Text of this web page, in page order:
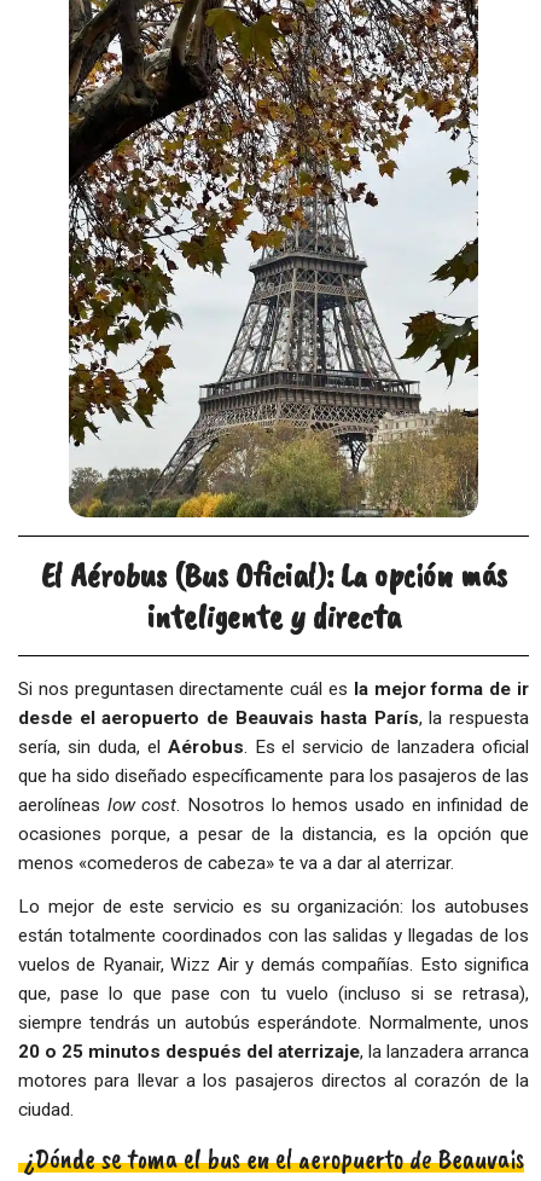
El Aérobus (Bus Oficial): La opción más
inteligente y directa
Si nos preguntasen directamente cuál es la mejor forma de ir
desde el aeropuerto de Beauvais hasta París, la respuesta
sería, sin duda, el Aérobus. Es el servicio de lanzadera oficial
que ha sido diseñado específicamente para los pasajeros de las
aerolíneas low cost. Nosotros lo hemos usado en infinidad de
ocasiones porque, a pesar de la distancia, es la opción que
menos «comederos de cabeza» te va a dar al aterrizar.
Lo mejor de este servicio es su organización: los autobuses
están totalmente coordinados con las salidas y llegadas de los
vuelos de Ryanair, Wizz Air y demás compañías. Esto significa
que, pase lo que pase con tu vuelo (incluso si se retrasa),
siempre tendrás un autobús esperándote. Normalmente, unos
20 o 25 minutos después del aterrizaje, la lanzadera arranca
motores para llevar a los pasajeros directos al corazón de la
ciudad.
¿Dónde se toma el bus en el aeropuerto de Beauvais